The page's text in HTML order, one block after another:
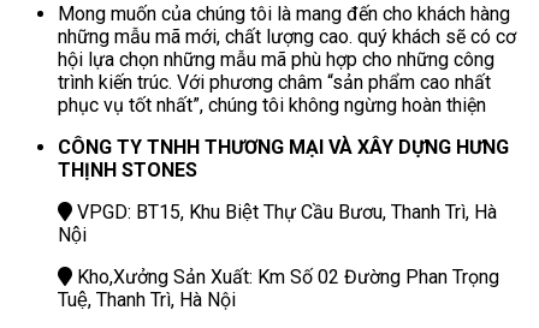
Mong muốn của chúng tôi là mang đến cho khách hàng
những mẫu mã mới, chất lượng cao. quý khách sẽ có cơ
hội lựa chọn những mẫu mã phù hợp cho những công
trình kiến trúc. Với phương châm “sản phẩm cao nhất
phục vụ tốt nhất”, chúng tôi không ngừng hoàn thiện
CÔNG TY TNHH THƯƠNG MẠI VÀ XÂY DỰNG HƯNG
THỊNH STONES
VPGD: BT15, Khu Biệt Thự Cầu Bươu, Thanh Trì, Hà
Nội
Kho,Xưởng Sản Xuất: Km Số 02 Đường Phan Trọng
Tuệ, Thanh Trì, Hà Nội